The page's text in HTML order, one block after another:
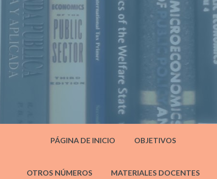
PÁGINA DE INICIO OBJETIVOS
OTROS NÚMEROS MATERIALES DOCENTES